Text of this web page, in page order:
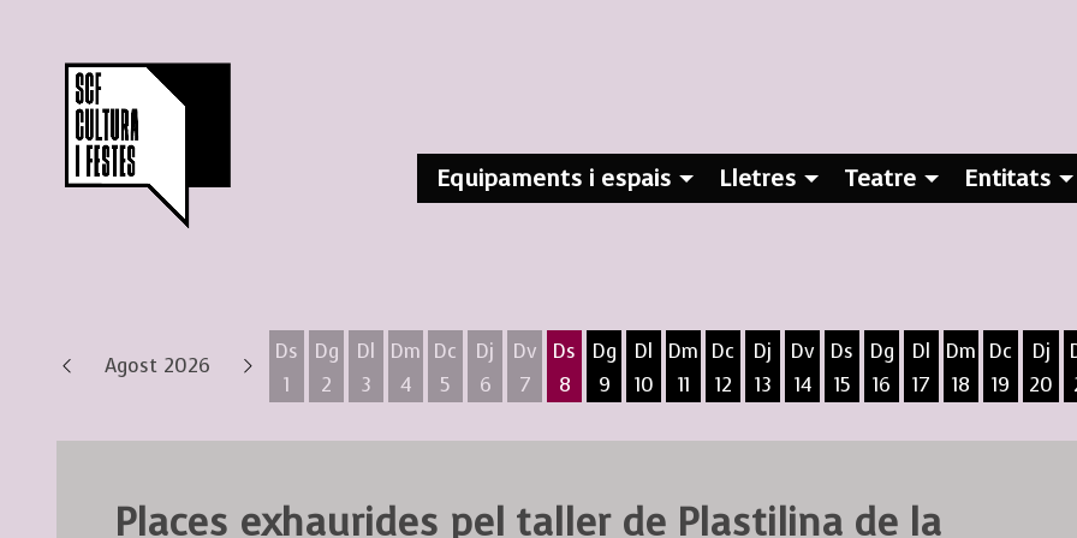
Equipaments i espais Lletres Teatre Entitats
Agost 2026
Ds
1
Dg
2
Dl
3
Dm
4
Dc
5
Dj
6
Dv
7
Ds
8
Dg
9
Dl
10
Dm
11
Dc
12
Dj
13
Dv
14
Ds
15
Dg
16
Dl
17
Dm
18
Dc
19
Dj
20
Places exhaurides pel taller de Plastilina de la